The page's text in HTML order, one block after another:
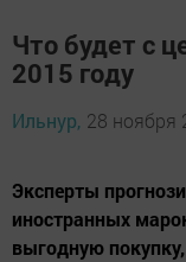
Что будет с
2015 году
Ильнур, 28 ноября
Эксперты
иностранных
выгодную